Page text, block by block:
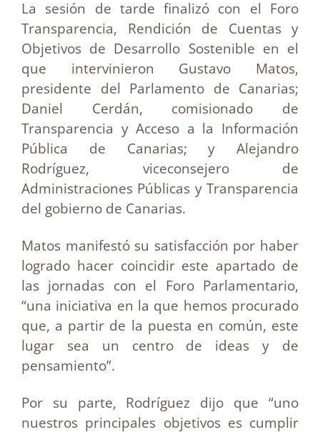
La sesión de tarde finalizó con el Foro
Transparencia, Rendición de Cuentas y
Objetivos de Desarrollo Sostenible en el
que intervinieron Gustavo Matos,
presidente del Parlamento de Canarias;
Daniel Cerdán, comisionado de
Transparencia y Acceso a la Información
Pública de Canarias; y Alejandro
Rodríguez, viceconsejero de
Administraciones Públicas y Transparencia
del gobierno de Canarias.
Matos manifestó su satisfacción por haber
logrado hacer coincidir este apartado de
las jornadas con el Foro Parlamentario,
“una iniciativa en la que hemos procurado
que, a partir de la puesta en común, este
lugar sea un centro de ideas y de
pensamiento”.
Por su parte, Rodríguez dijo que “uno
nuestros principales objetivos es cumplir